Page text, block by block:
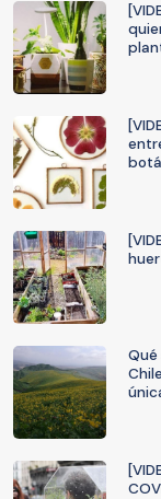
Qué